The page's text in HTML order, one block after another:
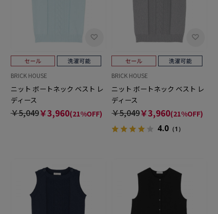
BRICK HOUSE
ニット ボートネック ベスト レ
ディース
￥5,049￥3,960(21%OFF)
BRICK HOUSE
ニット ボートネック ベスト レ
ディース
￥5,049￥3,960(21%OFF)
4.0 （1）